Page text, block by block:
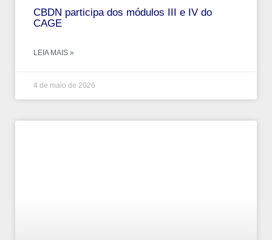
CBDN participa dos módulos III e IV do
CAGE
LEIA MAIS »
4 de maio de 2026